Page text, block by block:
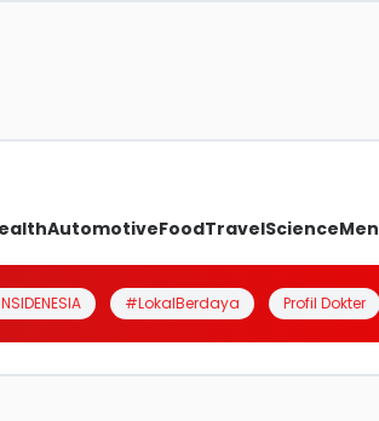
AutomotiveFoodTravelScienceMen
#LokalBerdaya Profil Dokter